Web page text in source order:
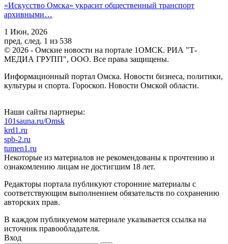
«Искусство Омска» украсит общественный транспорт
архивными…
1 Июн, 2026
пред. след. 1 из 538
© 2026 - Омские новости на портале 1ОМСК. РИА "Т-
МЕДИА ГРУПП", ООО. Все права защищены.
Информационный портал Омска. Новости бизнеса, политики,
культуры и спорта. Гороскоп. Новости Омской области.
Наши сайты партнеры:
101sauna.ru/Omsk
krd1.ru
spb-2.ru
tumen1.ru
Некоторые из материалов не рекомендованы к прочтению и
ознакомлению лицам не достигшим 18 лет.
Редакторы портала публикуют сторонние материалы с
соответствующим выполнением обязательств по сохранению
авторских прав.
В каждом публикуемом материале указывается ссылка на
источник правообладателя.
Вход